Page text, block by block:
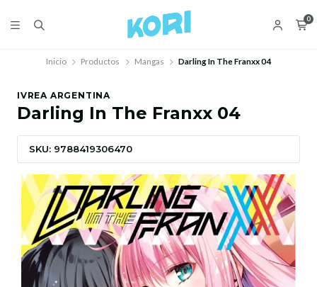
0
Inicio Productos Mangas Darling In The Franxx 04
IVREA ARGENTINA
Darling In The Franxx 04
SKU: 9788419306470